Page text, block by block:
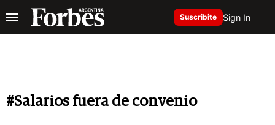
Suscribite Sign In
#Salarios fuera de convenio